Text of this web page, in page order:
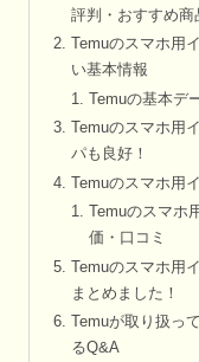
評判・おすすめ商
Temuのスマホ用
い基本情報
Temuの基本デ
Temuのスマホ用
パも良好！
Temuのスマホ用
Temuのスマ
価・口コミ
Temuのスマホ用
まとめました！
Temuが取り扱っ
るQ&A